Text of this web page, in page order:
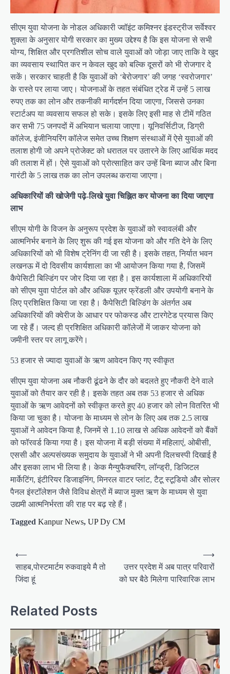
सीएम युवा योजना के नोडल अधिकारी ज्वॉइंट कमिश्नर इंडस्ट्रीज सर्वेश्वर
शुक्ला के अनुसार योगी सरकार का मुख्य उद्देश्य है कि इस योजना से सभी
योग्य, शिक्षित और प्रगतिशील सोच वाले युवाओं को जोड़ा जाए ताकि वे खुद
का व्यवसाय स्थापित कर न केवल खुद को बल्कि दूसरों को भी रोजगार दे
सकें। सरकार चाहती है कि युवाओं को ‘बेरोजगार’ की जगह ‘स्वरोजगार’
के रास्ते पर लाया जाए। योजनाओं के तहत संबंधित ट्रेड में उन्हें 5 लाख
रुपए तक का लोन और तकनीकी मार्गदर्शन दिया जाएगा, जिससे उनका
स्टार्टअप या व्यवसाय सफल हो सके। इसके लिए इसी माह से टीमें गठित
कर सभी 75 जनपदों में अभियान चलाया जाएगा। यूनिवर्सिटीज, डिग्री
कॉलेज, इंजीनियरिंग कॉलेज समेत उच्च शिक्षण संस्थाओं में ऐसे युवाओं की
तलाश होगी जो अपने प्रोजेक्ट को धरातल पर उतारने के लिए आर्थिक मदद
की तलाश में हों। ऐसे युवाओं को प्रोत्साहित कर उन्हें बिना ब्याज और बिना
गारंटी के 5 लाख तक का लोन उपलब्ध कराया जाएगा।
अधिकारियों की खोजेगी पढ़े-लिखे युवा चिह्नित कर योजना का दिया जाएगा
लाभ
सीएम योगी के विजन के अनुरूप प्रदेश के युवाओं को स्वावलंबी और
आत्मनिर्भर बनाने के लिए शुरू की गई इस योजना को और गति देने के लिए
अधिकारियों को भी विशेष ट्रेनिंग दी जा रही है। इसके तहत, निर्यात भवन
लखनऊ में दो दिवसीय कार्यशाला का भी आयोजन किया गया है, जिसमें
कैपेसिटी बिल्डिंग पर जोर दिया जा रहा है। इस कार्यशाला में अधिकारियों
को सीएम युवा पोर्टल को और अधिक यूज़र फ्रेंडली और उपयोगी बनाने के
लिए प्रशिक्षित किया जा रहा है। कैपेसिटी बिल्डिंग के अंतर्गत अब
अधिकारियों की क्वेरीज के आधार पर फोकस्ड और टारगेटेड प्रयास किए
जा रहे हैं। जल्द ही प्रशिक्षित अधिकारी कॉलेजों में जाकर योजना को
जमीनी स्तर पर लागू करेंगे।
53 हजार से ज्यादा युवाओं के ऋण आवेदन किए गए स्वीकृत
सीएम युवा योजना अब नौकरी ढूंढने के दौर को बदलते हुए नौकरी देने वाले
युवाओं को तैयार कर रही है। इसके तहत अब तक 53 हजार से अधिक
युवाओं के ऋण आवेदनों को स्वीकृत करते हुए 40 हजार को लोन वितरित भी
किया जा चुका है। योजना के माध्यम से लोन के लिए अब तक 2.5 लाख
युवाओं ने आवेदन किया है, जिनमें से 1.10 लाख से अधिक आवेदनों को बैंकों
को फॉरवर्ड किया गया है। इस योजना में बड़ी संख्या में महिलाएं, ओबीसी,
एससी और अल्पसंख्यक समुदाय के युवाओं ने भी अपनी दिलचस्पी दिखाई है
और इसका लाभ भी लिया है। केक मैन्युफैक्चरिंग, लॉन्ड्री, डिजिटल
मार्केटिंग, इंटीरियर डिजाइनिंग, मिनरल वाटर प्लांट, टैटू स्टूडियो और सोलर
पैनल इंस्टॉलेशन जैसे विविध क्षेत्रों में ब्याज मुक्त ऋण के माध्यम से युवा
उद्यमी आत्मनिर्भरता की राह पर बढ़ रहे हैं।
Tagged Kanpur News, UP Dy CM
o
n
a
v
i
⟵
साहब,पोस्टमार्टम रुकवाइये मै तो
जिंदा हूं
उत्तर प्रदेश में अब पात्र परिवारों
को घर बैठे मिलेगा पारिवारिक लाभ
⟶
Related Posts